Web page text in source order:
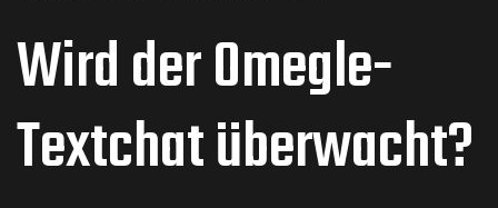
Wird der Omegle-
Textchat überwacht?